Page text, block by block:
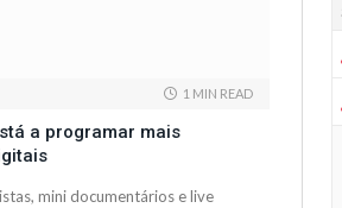
1 MIN READ
a programar mais
mini documentários e live